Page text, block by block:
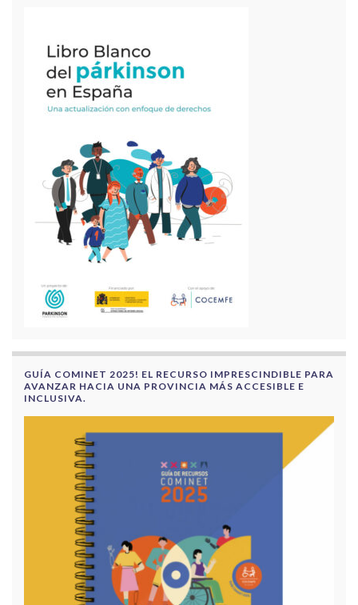
GUÍA COMINET 2025! EL RECURSO IMPRESCINDIBLE PARA
AVANZAR HACIA UNA PROVINCIA MÁS ACCESIBLE E
INCLUSIVA.